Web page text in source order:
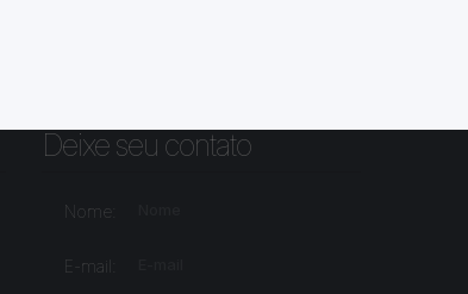
Deixe seu contato
Nome:
E-mail: